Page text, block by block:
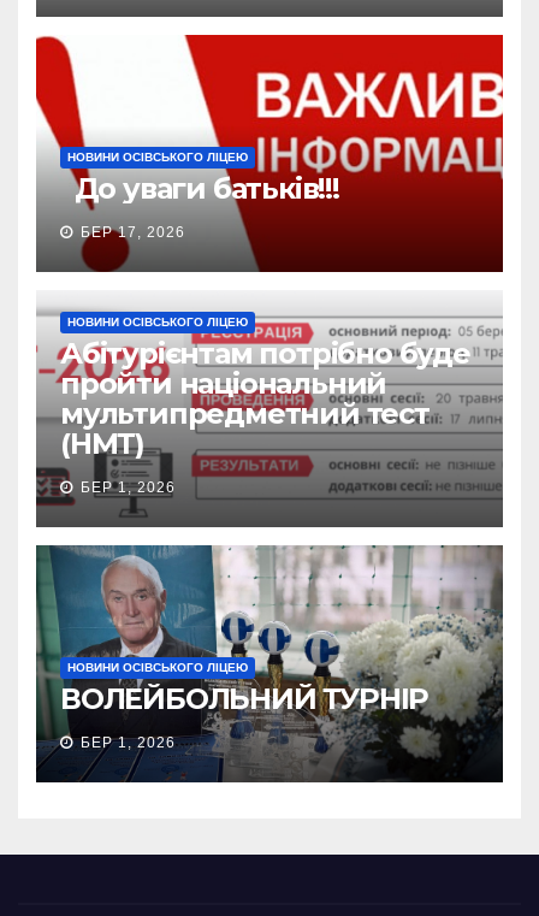
НОВИНИ ОСІВСЬКОГО ЛІЦЕЮ
До уваги батьків!!!
БЕР 17, 2026
НОВИНИ ОСІВСЬКОГО ЛІЦЕЮ
Абітурієнтам потрібно буде
пройти національний
мультипредметний тест
(НМТ)
БЕР 1, 2026
НОВИНИ ОСІВСЬКОГО ЛІЦЕЮ
ВОЛЕЙБОЛЬНИЙ ТУРНІР
БЕР 1, 2026